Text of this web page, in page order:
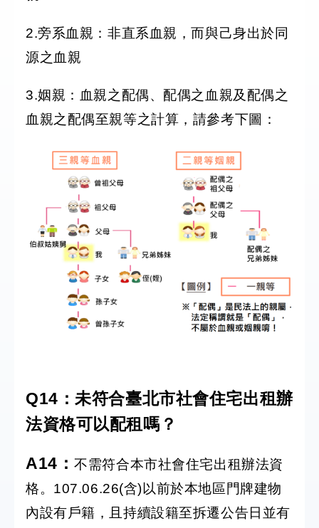
2.旁系血親：非直系血親，而與己身出於同
源之血親
3.姻親：血親之配偶、配偶之血親及配偶之
血親之配偶至親等之計算，請參考下圖：
Q14：未符合臺北市社會住宅出租辦
法資格可以配租嗎？
A14 ：不需符合本市社會住宅出租辦法資
格。107.06.26(含)以前於本地區門牌建物
內設有戶籍，且持續設籍至拆遷公告日並有